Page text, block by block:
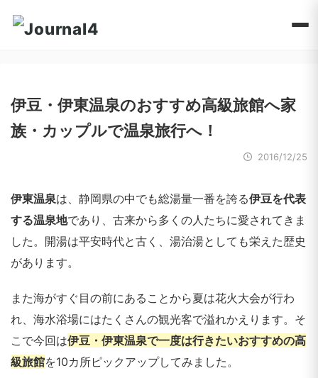
伊豆・伊東温泉のおすすめ高級旅館へ家
族・カップルで温泉旅行へ！
2016/12/25
伊東温泉は、静岡県の中でも総湯量一番を誇る伊豆を代表
する温泉地であり、古来から多くの人たちに愛されてきま
した。開湯は平安時代と古く、湯治湯としても栄えた歴史
があります。
また海がすぐ目の前にあることから夏は花火大会が行わ
れ、海水浴場にはたくさんの観光客で溢れかえります。そ
こで今回は伊豆・伊東温泉で一度は行きたいおすすめの高
級旅館を10カ所ピックアップしてみました。